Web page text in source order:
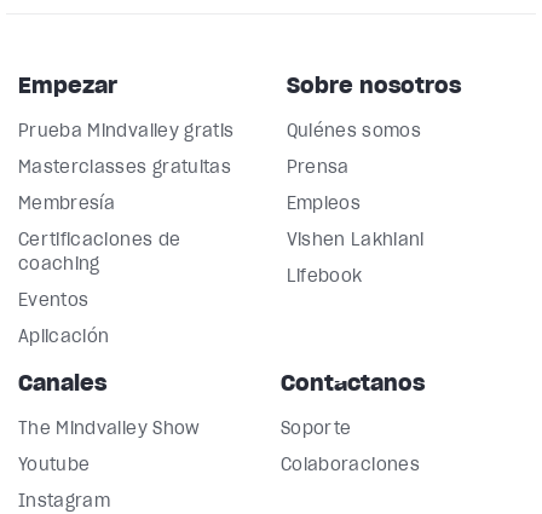
Empezar
Prueba Mindvalley gratis
Masterclasses gratuitas
Membresía
Certificaciones de
coaching
Eventos
Aplicación
Sobre nosotros
Quiénes somos
Prensa
Empleos
Vishen Lakhiani
Lifebook
Canales
The Mindvalley Show
Youtube
Instagram
Contáctanos
Soporte
Colaboraciones